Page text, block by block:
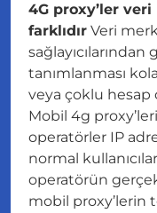
4G proxy’ler
farklıdır Veri
tanımlanması
veya çoklu hesap
Mobil 4g
operatörler IP
normal
operatörün
mobil proxy’lerin